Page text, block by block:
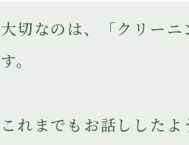
大切なのは、「クリー
す。
これまでもお話しした